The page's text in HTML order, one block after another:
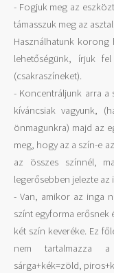
- Fogjuk meg az
támasszuk meg az
Használhatunk korong
lehetőségünk, írjuk
(csakraszíneket).
- Koncentráljunk arra a
kíváncsiak vagyunk,
önmagunkra) majd az
meg, hogy az a szín-e
az összes színnél,
legerősebben jelezte az
- Van, amikor az inga
színt egyforma erősnek
két szín keveréke. Ez
nem tartalmazza a
sárga+kék=zöld,